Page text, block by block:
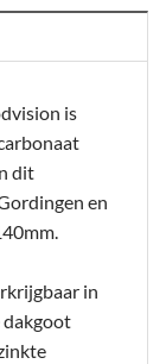
is
dit
en
in
dakgoot